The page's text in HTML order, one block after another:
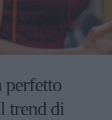
perfetto
trend di